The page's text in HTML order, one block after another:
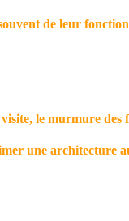
de leur
le murmure des
une architecture